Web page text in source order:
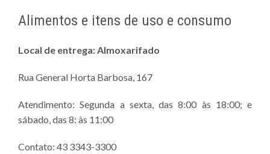
Alimentos e itens de uso e consumo
Local de entrega: Almoxarifado
Rua General Horta Barbosa, 167
Atendimento: Segunda a sexta, das 8:00 às 18:00; e
sábado, das 8: às 11:00
Contato: 43 3343-3300